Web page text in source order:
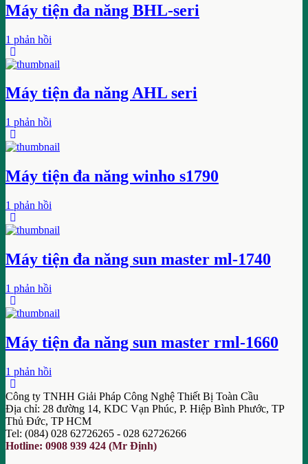
Máy tiện đa năng BHL-seri
1 phản hồi
Máy tiện đa năng AHL seri
1 phản hồi
Máy tiện đa năng winho s1790
1 phản hồi
Máy tiện đa năng sun master ml-1740
1 phản hồi
Máy tiện đa năng sun master rml-1660
1 phản hồi
Công ty TNHH Giải Pháp Công Nghệ Thiết Bị Toàn Cầu
Địa chỉ: 28 đường 14, KDC Vạn Phúc, P. Hiệp Bình Phước, TP
Thủ Đức, TP HCM
Tel: (084) 028 62726265 - 028 62726266
Hotline: 0908 939 424 (Mr Định)